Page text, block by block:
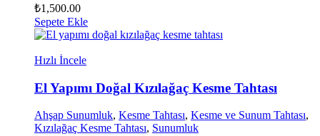
₺1,500.00
Sepete Ekle
Hızlı İncele
El Yapımı Doğal Kızılağaç Kesme Tahtası
Ahşap Sunumluk, Kesme Tahtası, Kesme ve Sunum Tahtası,
Kızılağaç Kesme Tahtası, Sunumluk